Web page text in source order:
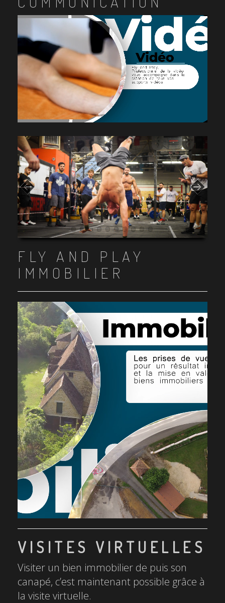
Item 1
Item 2
Item 3
Item 4
Item 5
Item 6
Item 7
Item 8
Item 9
Item 10
FLY AND PLAY
IMMOBILIER
VISITES VIRTUELLES
Visiter un bien immobilier de puis son
canapé, c’est maintenant possible grâce à
la visite virtuelle.